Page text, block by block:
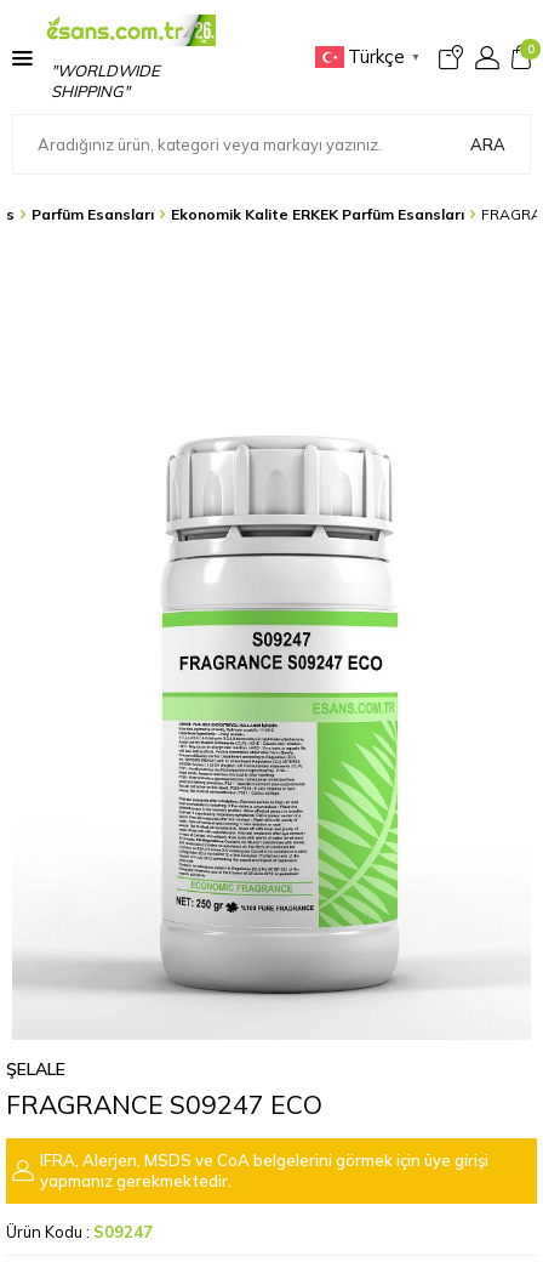
"WORLDWIDE
SHIPPING"
Türkçe ▼
0
ARA
Parfüm Esansları Ekonomik Kalite ERKEK Parfüm Esansları
ŞELALE
FRAGRANCE S09247 ECO
IFRA, Alerjen, MSDS ve CoA belgelerini görmek için üye girişi
yapmanız gerekmektedir.
Ürün Kodu : S09247